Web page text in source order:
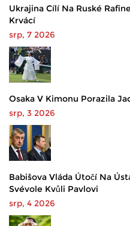
Ukrajina Cílí Na Ruské
Krvácí
srp, 7 2026
Osaka V Kimonu Porazila
srp, 3 2026
Babišova Vláda Útočí Na
Svévole Kvůli Pavlovi
srp, 4 2026